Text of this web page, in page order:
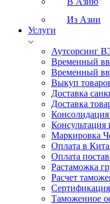
Из Азии
Услуги
Аутсорсинг
Временный
Временный
Выкуп
Доставка
Доставка
Консолидация
Маркировка
Оплата в
Оплата
Растаможка
Расчет
Сертификация
Таможенное